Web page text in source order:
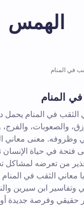
الهمس
في المنام
المنام
في المنام يحمل
والصعوبات،
وظروفه. معنى معاني
فتحة في حياة
من تعرضه لمشاكل
معاني الثقب في
وتفاسير ابن سيرين
حقيقي وفرصة جديدة أو